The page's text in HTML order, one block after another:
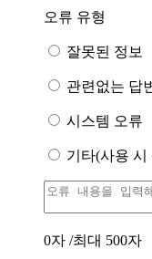
오류 유형
잘못된 정보
관련없는 답
시스템 오류
기타(사용 시
0자 /최대 500자